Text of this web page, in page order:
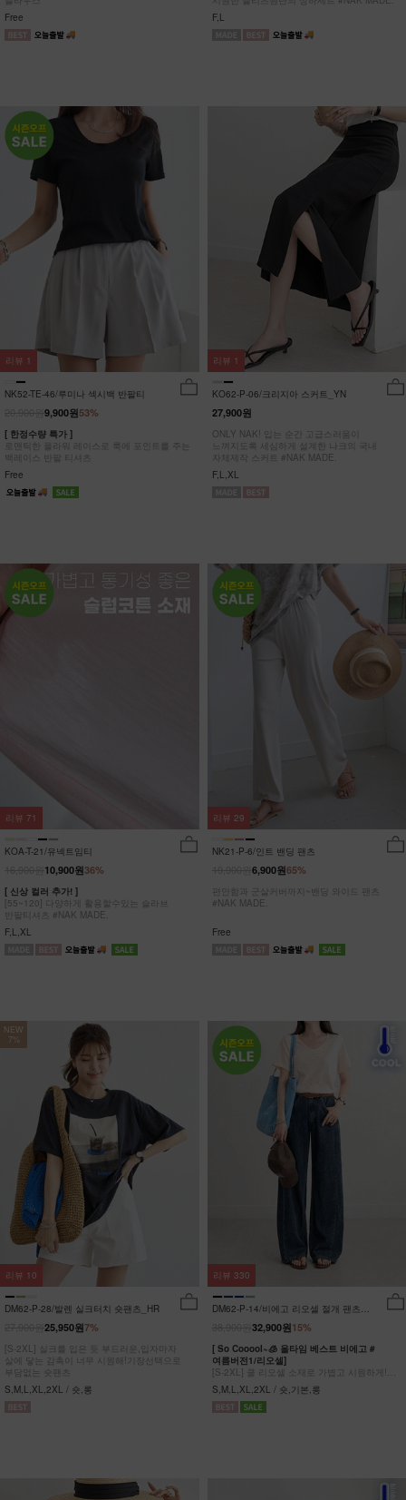
Free
F,L
NK52-TE-46/루미나 섹시백 반팔티
53%
9,900원
[ 한정수량 특가 ]
로맨틱한 플라워 레이스로 룩에 포인트를 주는
백레이스 반팔 티셔츠
Free
리뷰 1
KO62-P-06/크리지아 스커트_YN
27,900원
ONLY NAK! 입는 순간 고급스러움이
느껴지도록 세심하게 설계한 나크의 국내
자체제작 스커트 #NAK MADE.
F,L,XL
리뷰 1
KOA-T-21/유넥트임티
36%
10,900원
[ 신상 컬러 추가! ]
[55~120] 다양하게 활용할수있는 슬라브
반팔티셔츠 #NAK MADE.
F,L,XL
리뷰 71
NK21-P-6/인트 밴딩 팬츠
65%
6,900원
편안함과 군살커버까지~밴딩 와이드 팬츠
#NAK MADE.
Free
리뷰 29
NEW
7%
DM62-P-28/발렌 실크터치 숏팬츠_HR
7%
25,950원
[S-2XL] 실크를 입은 듯 부드러운,입자마자
살에 닿는 감촉이 너무 시원해!기장선택으로
부담없는 숏팬츠
S,M,L,XL,2XL / 숏,롱
리뷰 10
DM62-P-14/비에고 리오셀 절개 팬츠
15%
32,900원
[ So Cooool~🧊 올타임 베스트 비에고 #
여름버전1/리오셀]
[S-2XL] 쿨 리오셀 소재로 가볍고 시원하게!
사이드 절개 쿨링 데님팬츠
S,M,L,XL,2XL / 숏,기본,롱
리뷰 330